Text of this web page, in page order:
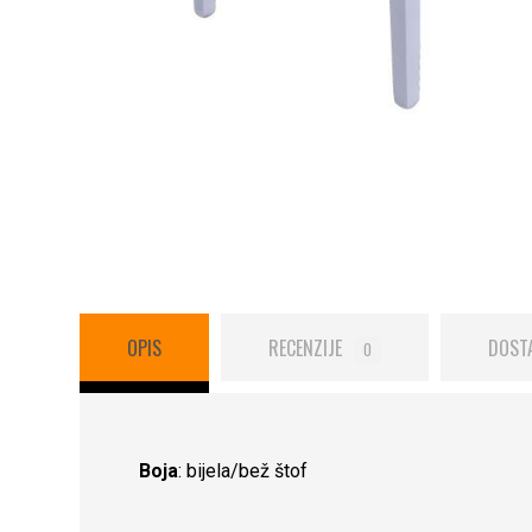
OPIS RECENZIJE 0
Boja: bijela/bež štof